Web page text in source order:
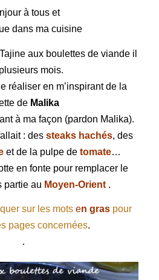
à tous et
dans ma cuisine
Tajine aux boulettes de viande il
mois.
réaliser en m’inspirant de la
de Malika
à ma façon (pardon Malika).
: dessteaks hachés, des
et de la pulpe de tomate…
en fonte pour remplacer le
partie au Moyen-Orient.
sur les mots en graspour
pages concernées.
.